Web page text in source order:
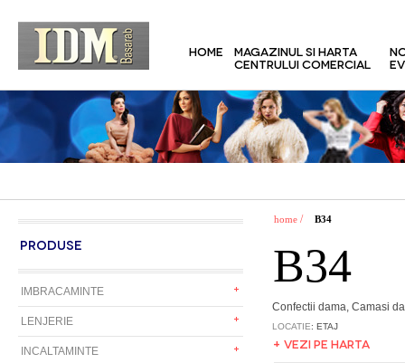
HOME
MAGAZINUL SI HARTA
CENTRULUI COMERCIAL
PRODUSE
IMBRACAMINTE
LENJERIE
INCALTAMINTE
home / B34
B34
Confectii dama, Camasi
LOCATIE: ETAJ
+ VEZI PE HARTA